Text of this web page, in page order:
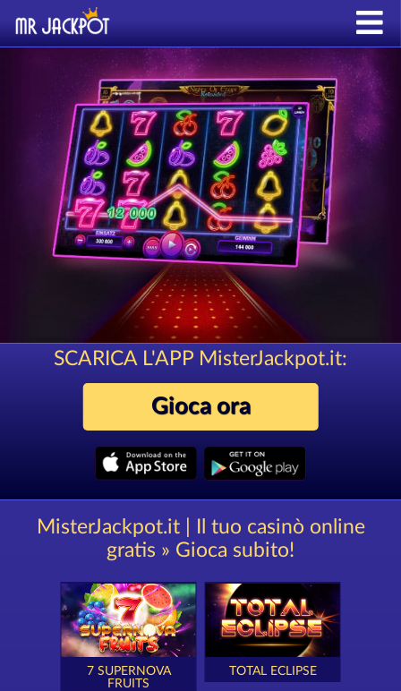
SCARICA L'APP MisterJackpot.it:
Gioca ora
MisterJackpot.it | Il tuo casinò online
gratis » Gioca subito!
7 SUPERNOVA
FRUITS
TOTAL ECLIPSE